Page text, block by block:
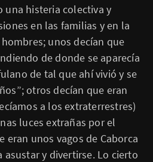
una histeria colectiva y
en las familias y en la
unos decían que
de donde se aparecía
de tal que ahí vivió y se
otros decían que eran
a los extraterrestres)
luces extrañas por el
eran unos vagos de Caborca
y divertirse. Lo cierto